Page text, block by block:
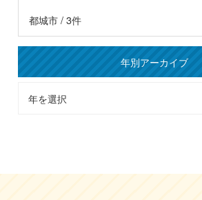
都城市 / 3件
年別アーカイブ